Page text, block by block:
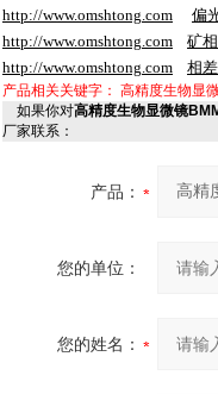
http://www.omshtong.com
偏
http://www.omshtong.com
矿
http://www.omshtong.com 相
产品相关关键字： 高精度生物显
如果你对高精度生物显微镜
厂家联系：
产品：
您的单位：
您的姓名：